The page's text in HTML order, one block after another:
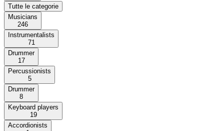
Tutte le categorie
Musicians
246
Instrumentalists
71
Drummer
17
Percussionists
5
Drummer
8
Keyboard players
19
Accordionists